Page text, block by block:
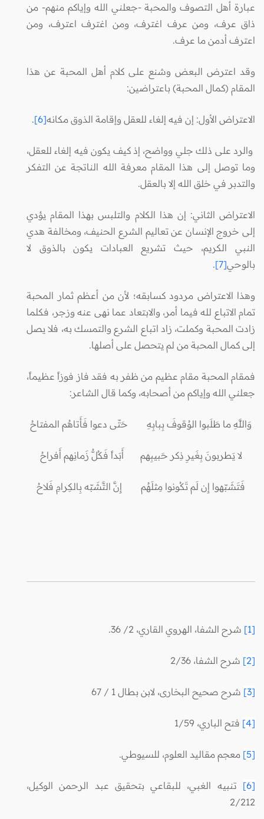
عبارة أهل التصوف والمحبة -جعلني الله وإياكم منهم- من
ذاق عرف، ومن عرف اغترف، ومن اغترف اعترف، ومن
اعترف أدمن ما عرف.
وقد اعترض البعض وشنع على كلام أهل المحبة عن هذا
المقام (كمال المحبة) باعتراضين:
الاعتراض الأول: إن فيه إلغاء للعقل وإقامة الذوق مكانه[6]
.
والرد على ذلك جلي وواضح، إذ كيف يكون فيه إلغاء للعقل،
وما توصل إلى هذا المقام معرفة الله الناتجة عن التفكر
والتدبر في خلق الله إلا بالعقل.
الاعتراض الثاني: إن هذا الكلام والتلبس بهذا المقام يؤدي
إلى خروج الإنسان عن تعاليم الشرع الحنيف، ومخالفة هدي
النبي الكريم، حيث تشريع العبادات يكون بالذوق لا
بالوحي[7]
.
وهذا الاعتراض مردود كسابقه؛ لأن من أعظم ثمار المحبة
تمام الاتباع لله فيما أمر، والابتعاد عما نهى عنه وزجر، فكلما
زادت المحبة وكملت، زاد اتباع الشرع والتمسك به، فلا يصل
إلى كمال المحبة من لم يتحصل على أصلها.
فمقام المحبة مقام عظيم من ظفر به فقد فاز فوزاً عظيماً،
جعلني الله وإياكم من أصحابه، وكما قال الشاعر:
وَاللَّهِ ما طَلَبوا الوُقوفَ بِبابِهِ حَتّى دعوا فَأَتاهُم المفتاحُ
لا يَطربونَ بِغَيرِ ذِكر حَبيبِهم أَبَداً فَكُلُّ زَمانِهم أَفراحُ
فَتَشَبّهوا إِن لَم تَكُونوا مِثلَهُم إِنَّ التَّشَبّه بِالكِرامِ فَلاحُ
[1] شرح الشفا، الهروي القاري، 2/ 36.
[2] شرح الشفا، 2/36
[3] شرح صحيح البخارى، لابن بطال 1 / 67
[4] فتح الباري، 1/59
[5] معجم مقاليد العلوم، للسيوطي.
[6]
تنبيه الغبي، للبقاعي بتحقيق عبد الرحمن الوكيل،
2/212